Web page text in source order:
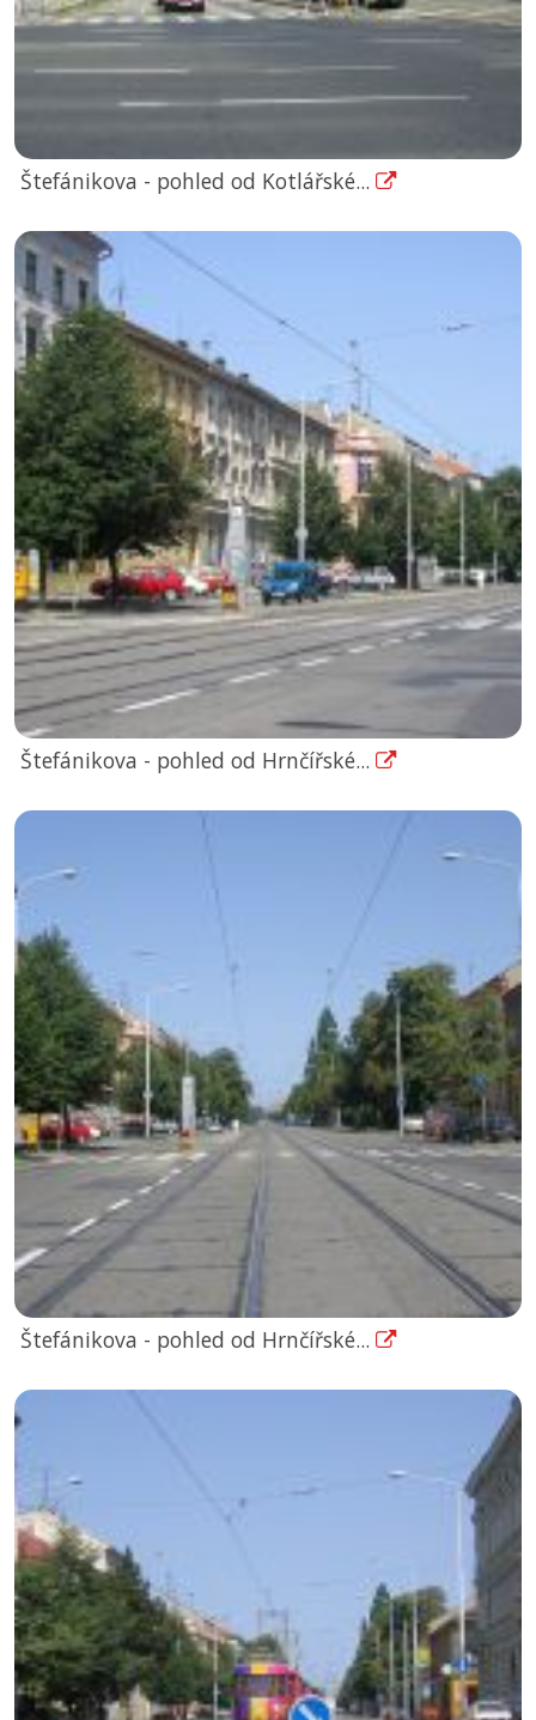
Štefánikova - pohled od Kotlářské...
Štefánikova - pohled od Hrnčířské...
Štefánikova - pohled od Hrnčířské...